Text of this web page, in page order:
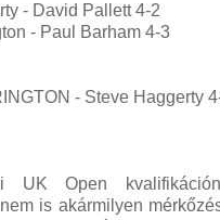
- David Pallett4-2
- Paul Barham 4-3
- Steve Haggerty
UK Open
is akármilyen